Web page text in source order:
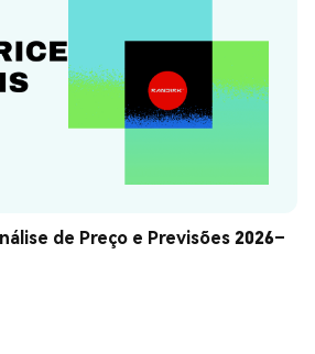
de Preço e Previsões 2026–